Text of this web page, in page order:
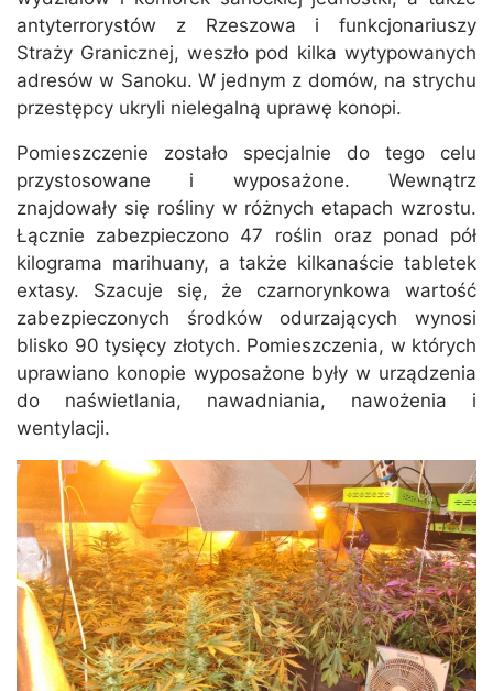
antyterrorystów z Rzeszowa i funkcjonariuszy
Straży Granicznej, weszło pod kilka wytypowanych
adresów w Sanoku. W jednym z domów, na strychu
przestępcy ukryli nielegalną uprawę konopi.
Pomieszczenie zostało specjalnie do tego celu
przystosowane i wyposażone. Wewnątrz
znajdowały się rośliny w różnych etapach wzrostu.
Łącznie zabezpieczono 47 roślin oraz ponad pół
kilograma marihuany, a także kilkanaście tabletek
extasy. Szacuje się, że czarnorynkowa wartość
zabezpieczonych środków odurzających wynosi
blisko 90 tysięcy złotych. Pomieszczenia, w których
uprawiano konopie wyposażone były w urządzenia
do naświetlania, nawadniania, nawożenia i
wentylacji.